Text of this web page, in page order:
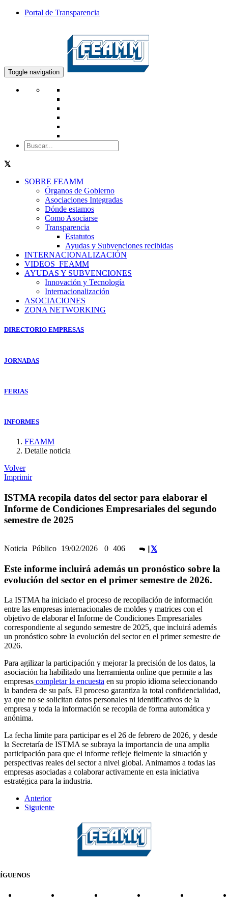
Portal de Transparencia
Toggle navigation
SOBRE FEAMM
Órganos de Gobierno
Asociaciones Integradas
Dónde estamos
Como Asociarse
Transparencia
Estatutos
Ayudas y Subvenciones recibidas
INTERNACIONALIZACIÓN
VIDEOS_FEAMM
AYUDAS Y SUBVENCIONES
Innovación y Tecnología
Internacionalización
ASOCIACIONES
ZONA NETWORKING
DIRECTORIO EMPRESAS
JORNADAS
FERIAS
INFORMES
FEAMM
Detalle noticia
Volver
Imprimir
ISTMA recopila datos del sector para elaborar el
Informe de Condiciones Empresariales del segundo
semestre de 2025
Noticia Público 19/02/2026 0 406 ||
Este informe incluirá además un pronóstico sobre la
evolución del sector en el primer semestre de 2026.
La ISTMA ha iniciado el proceso de recopilación de información
entre las empresas internacionales de moldes y matrices con el
objetivo de elaborar el Informe de Condiciones Empresariales
correspondiente al segundo semestre de 2025, que incluirá además
un pronóstico sobre la evolución del sector en el primer semestre de
2026.
Para agilizar la participación y mejorar la precisión de los datos, la
asociación ha habilitado una herramienta online que permite a las
empresas completar la encuesta en su propio idioma seleccionando
la bandera de su país. El proceso garantiza la total confidencialidad,
ya que no se solicitan datos personales ni identificativos de la
empresa y toda la información se recopila de forma automática y
anónima.
La fecha límite para participar es el 26 de febrero de 2026, y desde
la Secretaría de ISTMA se subraya la importancia de una amplia
participación para que el informe refleje fielmente la situación y
perspectivas reales del sector a nivel global. Animamos a todas las
empresas asociadas a colaborar activamente en esta iniciativa
estratégica para la industria.
Anterior
Siguiente